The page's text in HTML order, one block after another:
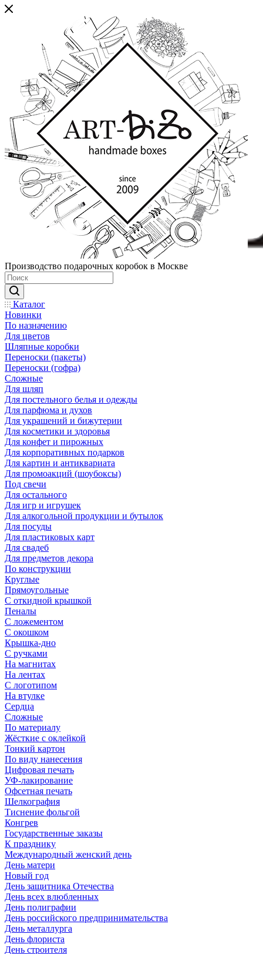
Производство подарочных коробок в Москве
Каталог
Новинки
По назначению
Для цветов
Шляпные коробки
Переноски (пакеты)
Переноски (гофра)
Сложные
Для шляп
Для постельного белья и одежды
Для парфюма и духов
Для украшений и бижутерии
Для косметики и здоровья
Для конфет и пирожных
Для корпоративных подарков
Для картин и антиквариата
Для промоакций (шоубоксы)
Под свечи
Для остального
Для игр и игрушек
Для алкогольной продукции и бутылок
Для посуды
Для пластиковых карт
Для свадеб
Для предметов декора
По конструкции
Круглые
Прямоугольные
С откидной крышкой
Пеналы
С ложементом
С окошком
Крышка-дно
С ручками
На магнитах
На лентах
С логотипом
На втулке
Сердца
Сложные
По материалу
Жёсткие с оклейкой
Тонкий картон
По виду нанесения
Цифровая печать
УФ-лакирование
Офсетная печать
Шелкография
Тиснение фольгой
Конгрев
Государственные заказы
К празднику
Международный женский день
День матери
Новый год
День защитника Отечества
День всех влюбленных
День полиграфии
День российского предпринимательства
День металлурга
День флориста
День строителя